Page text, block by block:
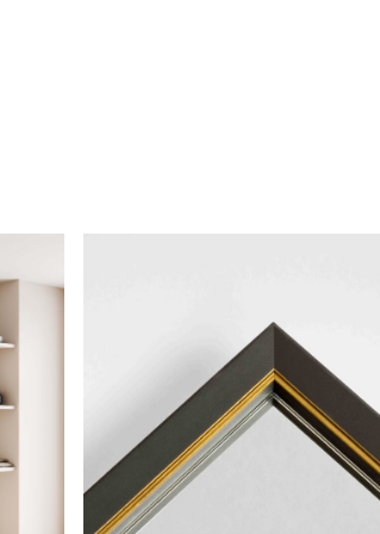
jak i klasycznych aranżacjach.
doświetlenie przestrzeni i optyczne
potrzeb.